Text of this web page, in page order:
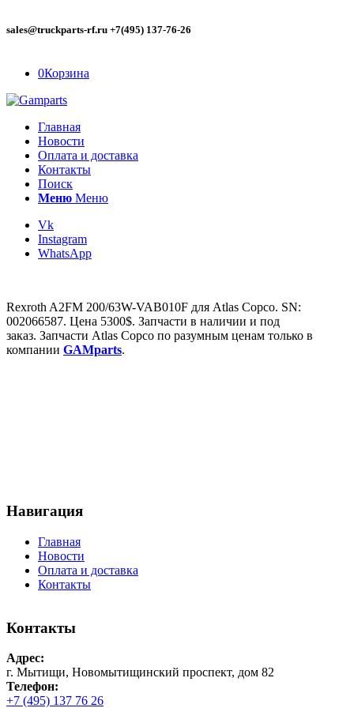
sales@truckparts-rf.ru +7(495) 137-76-26
0Корзина
Главная
Новости
Оплата и доставка
Контакты
Поиск
Меню Меню
Vk
Instagram
WhatsApp
Rexroth A2FM 200/63W-VAB010F для Atlas Copco. SN:
002066587. Цена 5300$. Запчасти в наличии и под
заказ. Запчасти Atlas Copco по разумным ценам только в
компании GAMparts.
Навигация
Главная
Новости
Оплата и доставка
Контакты
Контакты
Адрес:
г. Мытищи, Новомытищинский проспект, дом 82
Телефон:
+7 (495) 137 76 26